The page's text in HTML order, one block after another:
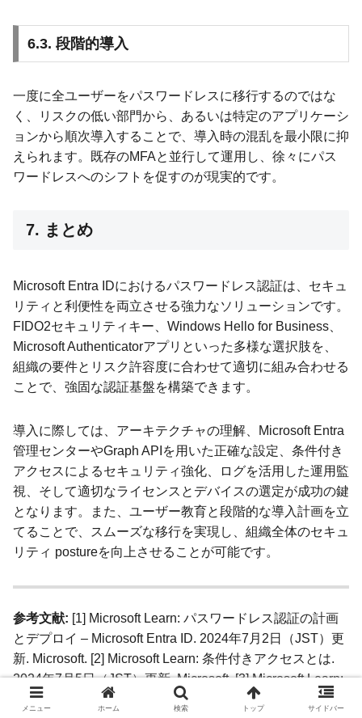
6.3. 段階的導入
一度に全ユーザーをパスワードレスに移行するのではな
く、リスクの低い部門から、あるいは特定のアプリケーシ
ョンから順次導入することで、導入時の混乱を最小限に抑
えられます。既存のMFAと並行して運用し、徐々にパス
ワードレスへのシフトを促すのが現実的です。
7. まとめ
Microsoft Entra IDにおけるパスワードレス認証は、セキュ
リティと利便性を両立させる強力なソリューションです。
FIDO2セキュリティキー、Windows Hello for Business、
Microsoft Authenticatorアプリといった多様な選択肢を、
組織の要件とリスク許容度に合わせて適切に組み合わせる
ことで、強固な認証基盤を構築できます。
導入に際しては、アーキテクチャの理解、Microsoft Entra
管理センターやGraph APIを用いた正確な設定、条件付き
アクセスによるセキュリティ強化、ログを活用した運用監
視、そして適切なライセンスとデバイスの選定が成功の鍵
となります。また、ユーザー教育と段階的な導入計画を立
てることで、スムーズな移行を実現し、組織全体のセキュ
リティ postureを向上させることが可能です。
参考文献: [1] Microsoft Learn: パスワードレス認証の計画
とデプロイ – Microsoft Entra ID. 2024年7月2日（JST）更
新. Microsoft. [2] Microsoft Learn: 条件付きアクセスとは.
2024年7月5日（JST）更新. Microsoft. [3] Microsoft Learn:
Microsoft Entra ID のライセンスの比較. 2024年6月10日
メニュー ホーム 検索 トップ サイドバー